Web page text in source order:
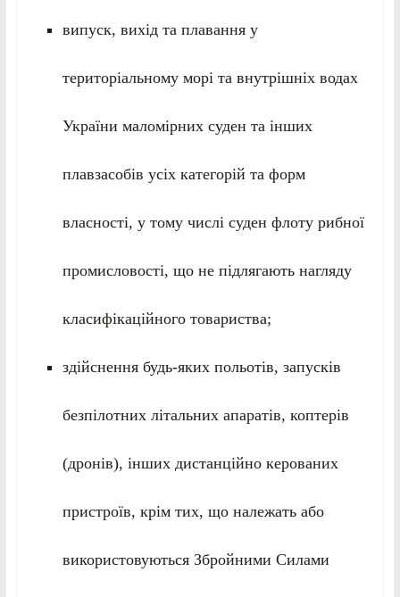
випуск, вихід та плавання у
територіальному морі та внутрішніх водах
України маломірних суден та інших
плавзасобів усіх категорій та форм
власності, у тому числі суден флоту рибної
промисловості, що не підлягають нагляду
класифікаційного товариства;
здійснення будь-яких польотів, запусків
безпілотних літальних апаратів, коптерів
(дронів), інших дистанційно керованих
пристроїв, крім тих, що належать або
використовуються Збройними Силами